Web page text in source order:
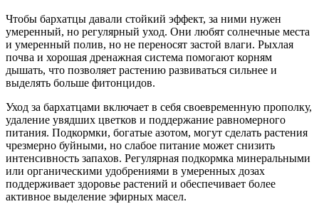
Чтобы бархатцы давали стойкий эффект, за ними нужен
умеренный, но регулярный уход. Они любят солнечные места
и умеренный полив, но не переносят застой влаги. Рыхлая
почва и хорошая дренажная система помогают корням
дышать, что позволяет растению развиваться сильнее и
выделять больше фитонцидов.
Уход за бархатцами включает в себя своевременную прополку,
удаление увядших цветков и поддержание равномерного
питания. Подкормки, богатые азотом, могут сделать растения
чрезмерно буйными, но слабое питание может снизить
интенсивность запахов. Регулярная подкормка минеральными
или органическими удобрениями в умеренных дозах
поддерживает здоровье растений и обеспечивает более
активное выделение эфирных масел.